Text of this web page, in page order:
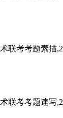
联考考题素描
联考考题速写